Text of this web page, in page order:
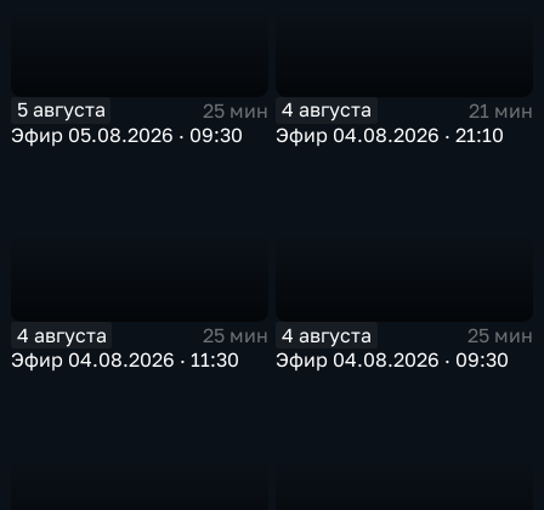
5 августа
25 мин
Эфир 05.08.2026 · 09:30
4 августа
21 мин
Эфир 04.08.2026 · 21:10
4 августа
25 мин
Эфир 04.08.2026 · 11:30
4 августа
25 мин
Эфир 04.08.2026 · 09:30